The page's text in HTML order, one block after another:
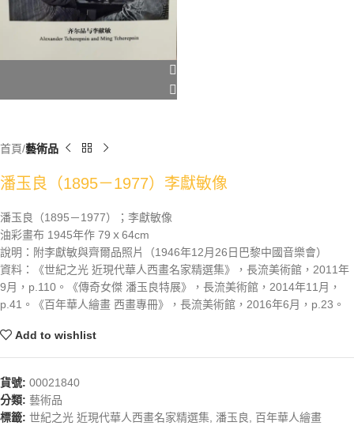
首頁 藝術品
潘玉良（1895－1977）李獻敏像
潘玉良（1895－1977）；李獻敏像
油彩畫布 1945年作 79ｘ64cm
說明：附李獻敏與齊爾品照片（1946年12月26日巴黎中國音樂會）
資料：《世紀之光 近現代華人西畫名家精選集》，長流美術館，2011年
9月，p.110。《傳奇女傑 潘玉良特展》，長流美術館，2014年11月，
p.41。《百年華人繪畫 西畫專冊》，長流美術館，2016年6月，p.23。
Add to wishlist
貨號: 00021840
分類: 藝術品
標籤: 世紀之光 近現代華人西畫名家精選集 潘玉良 百年華人繪畫